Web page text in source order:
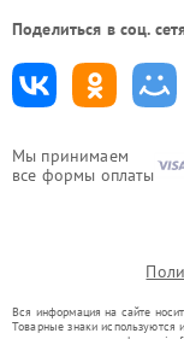
Мы принимаем
все формы оплаты
Поделиться в соц.
Вся информация на сайте
Товарные знаки используются